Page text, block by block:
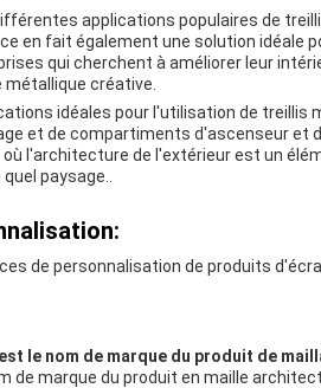
applications populaires de
en fait également une solution idéale
qui cherchent à améliorer leur
créative.
idéales pour l'utilisation de
et de compartiments d'ascenseur et
où l'architecture de l'extérieur est un
paysage..
de personnalisation de produits
est le nom de marque du produit de
de marque du produit en maille